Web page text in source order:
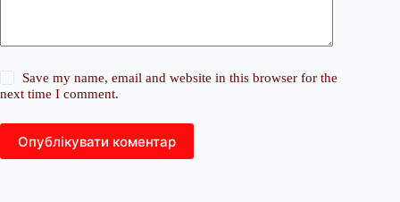
Save my name, email and website in this browser for the
next time I comment.
Опублікувати коментар